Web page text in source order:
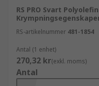
RS PRO Svart
RS-artikelnummer 481-1854
Antal (1 enhet)
270,32 kr(exkl. moms)
Antal